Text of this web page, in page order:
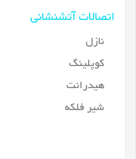
اتصالات آتشنشانی
نازل
کوپلینگ
هیدرانت
شیر فلکه